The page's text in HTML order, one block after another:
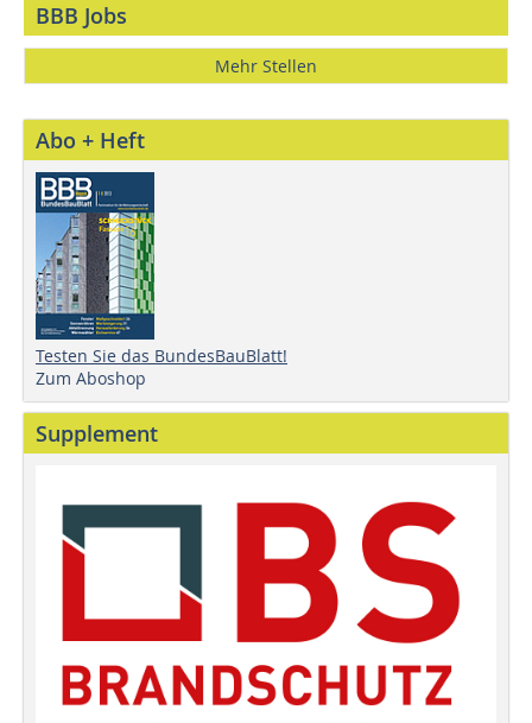
BBB Jobs
Mehr Stellen
Abo + Heft
Testen Sie das BundesBauBlatt!
Zum Aboshop
Supplement